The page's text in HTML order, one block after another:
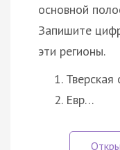
основной
Запишите
эти регионы.
Тверская
Евр…